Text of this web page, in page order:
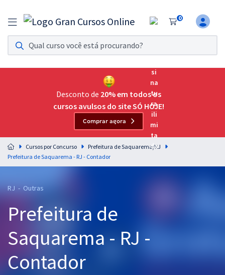
0
Assinatura Ilimitada 11
Acesso a todos os cursos. Teste grátis por 7 dias!
Assinatura OAB Até Passar
Acesso ilimitado a toda preparação para o Exame da
Residências Multiprofissionais
Preparação completa e intensiva para as principais
residências em saúde do Brasil
Cursos 20% OFF
Pós
Graduação
Desconto de 20% em todos os
cursos avulsos do site SÓ HOJE!
Comprar agora
Cursos por Concurso
Prefeitura de Saquarema/RJ
Prefeitura de Saquarema - RJ - Contador
RJ - Outras
Prefeitura de
Saquarema - RJ -
Contador